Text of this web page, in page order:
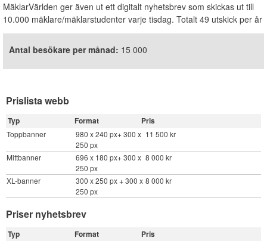
MäklarVärlden ger även ut ett digitalt nyhetsbrev som skickas ut till
10.000 mäklare/mäklarstudenter varje tisdag. Totalt 49 utskick per år
Antal besökare per månad: 15 000
Prislista webb
Typ Format
Pris
Toppbanner
980 x 240 px+ 300 x
250 px
11 500 kr
Mittbanner
696 x 180 px+ 300 x
250 px
8 000 kr
XL-banner
300 x 250 px + 300 x
250 px
8 000 kr
Priser nyhetsbrev
Typ Format
Pris